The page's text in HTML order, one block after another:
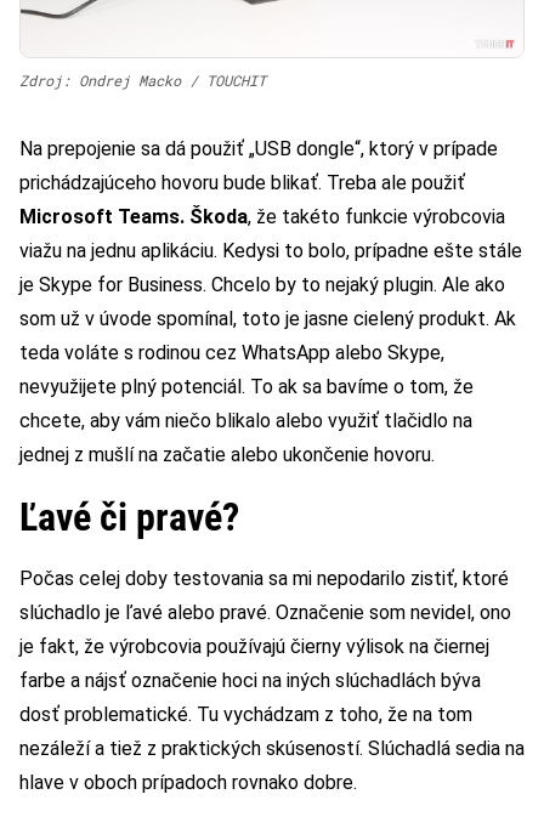
Zdroj: Ondrej Macko / TOUCHIT
Na prepojenie sa dá použiť „USB dongle“, ktorý v prípade
prichádzajúceho hovoru bude blikať. Treba ale použiť
Microsoft Teams. Škoda, že takéto funkcie výrobcovia
viažu na jednu aplikáciu. Kedysi to bolo, prípadne ešte stále
je Skype for Business. Chcelo by to nejaký plugin. Ale ako
som už v úvode spomínal, toto je jasne cielený produkt. Ak
teda voláte s rodinou cez WhatsApp alebo Skype,
nevyužijete plný potenciál. To ak sa bavíme o tom, že
chcete, aby vám niečo blikalo alebo využiť tlačidlo na
jednej z mušlí na začatie alebo ukončenie hovoru.
Ľavé či pravé?
Počas celej doby testovania sa mi nepodarilo zistiť, ktoré
slúchadlo je ľavé alebo pravé. Označenie som nevidel, ono
je fakt, že výrobcovia používajú čierny výlisok na čiernej
farbe a nájsť označenie hoci na iných slúchadlách býva
dosť problematické. Tu vychádzam z toho, že na tom
nezáleží a tiež z praktických skúseností. Slúchadlá sedia na
hlave v oboch prípadoch rovnako dobre.